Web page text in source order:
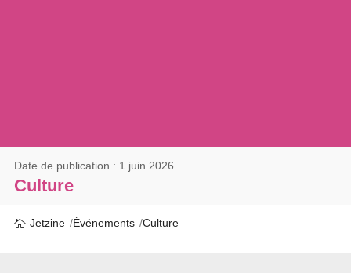
Culture
Date de publication : 1 juin 2026
Jetzine Événements Culture